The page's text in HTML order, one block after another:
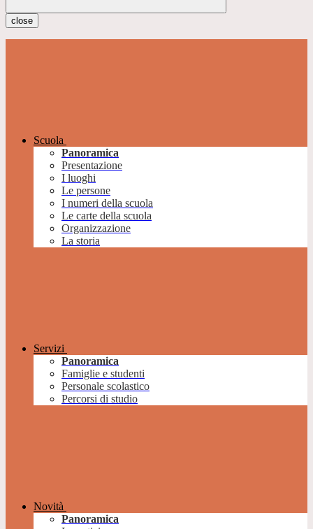
close
Scuola
Panoramica
Presentazione
I luoghi
Le persone
I numeri della scuola
Le carte della scuola
Organizzazione
La storia
Servizi
Panoramica
Famiglie e studenti
Personale scolastico
Percorsi di studio
Novità
Panoramica